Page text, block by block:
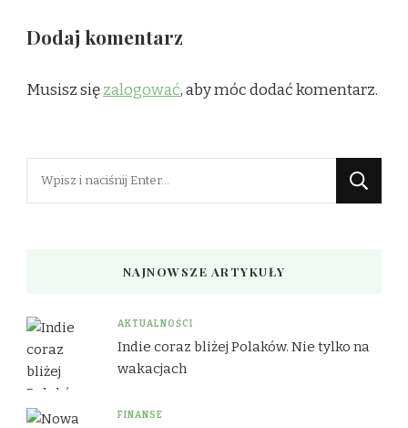
Dodaj komentarz
Musisz sięzalogować, aby móc dodać komentarz.
NAJNOWSZE ARTYKUŁY
AKTUALNOŚCI
Indie coraz bliżej Polaków. Nie tylko na
wakacjach
FINANSE